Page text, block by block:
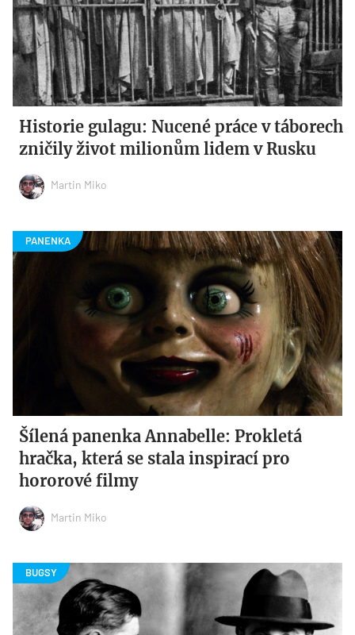
Historie gulagu: Nucené práce v táborech
zničily život milionům lidem v Rusku
Martin Miko
Šílená panenka Annabelle: Prokletá
hračka, která se stala inspirací pro
hororové filmy
Martin Miko